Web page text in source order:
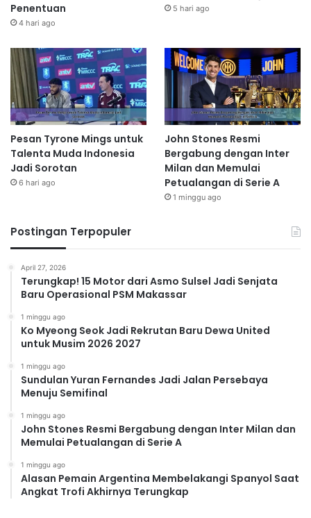
Penentuan
4 hari ago
5 hari ago
Pesan Tyrone Mings untuk
Talenta Muda Indonesia
Jadi Sorotan
6 hari ago
John Stones Resmi
Bergabung dengan Inter
Milan dan Memulai
Petualangan di Serie A
1 minggu ago
Postingan Terpopuler
April 27, 2026
Terungkap! 15 Motor dari Asmo Sulsel Jadi Senjata
Baru Operasional PSM Makassar
1 minggu ago
Ko Myeong Seok Jadi Rekrutan Baru Dewa United
untuk Musim 2026 2027
1 minggu ago
Sundulan Yuran Fernandes Jadi Jalan Persebaya
Menuju Semifinal
1 minggu ago
John Stones Resmi Bergabung dengan Inter Milan dan
Memulai Petualangan di Serie A
1 minggu ago
Alasan Pemain Argentina Membelakangi Spanyol Saat
Angkat Trofi Akhirnya Terungkap